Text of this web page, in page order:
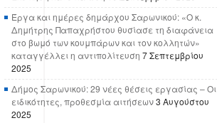
Έργα και ημέρες δημάρχου Σαρωνικού: «Ο κ.
Δημήτρης Παπαχρήστου θυσίασε τη διαφάνεια
στο βωμό των κουμπάρων και τον κολλητών»
καταγγέλλει η αντιπολίτευση 7 Σεπτεμβρίου
2025
Δήμος Σαρωνικού: 29 νέες θέσεις εργασίας – Οι
ειδικότητες, προθεσμία αιτήσεων3 Αυγούστου
2025